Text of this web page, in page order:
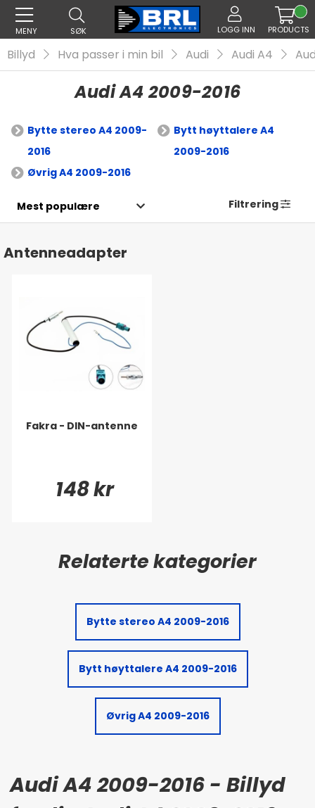
MENY SØK LOGG INN PRODUCTS
Billyd Hva passer i min bil Audi Audi A4
Audi A4 2009-2016
Bytte stereo A4 2009-
2016
Bytt høyttalere A4
2009-2016
Øvrig A4 2009-2016
Filtrering
Antenneadapter
Fakra - DIN-antenne
148 kr
Bytte stereo A4 2009-2016
Bytt høyttalere A4 2009-2016
Øvrig A4 2009-2016
Audi A4 2009-2016 - Billyd